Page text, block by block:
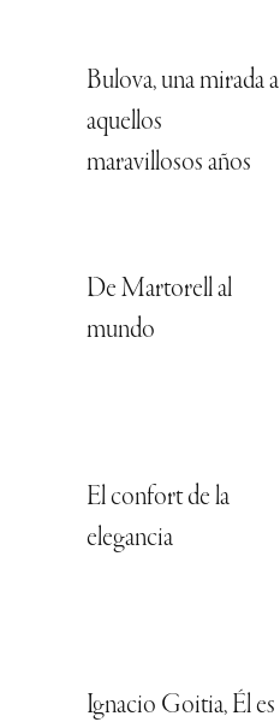
Bulova, una mirada a
aquellos
maravillosos años
De Martorell al
mundo
El confort de la
elegancia
Ignacio Goitia, Él es